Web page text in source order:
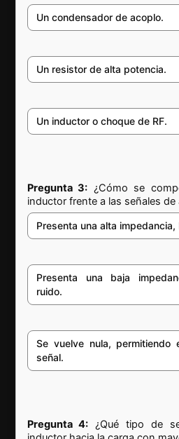
Un condensador de acoplo.
Un resistor de alta potencia.
Un inductor o choque de RF.
Pregunta 3: ¿Cómo se
inductor frente a las señales de
Presenta una alta
Presenta una baja
ruido.
Se vuelve nula, permitiendo
señal.
Pregunta 4: ¿Qué tipo de